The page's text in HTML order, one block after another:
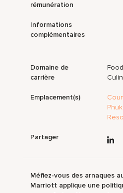
rémunération
Informations
complémentaires
Domaine de
carrière
Emplacement(s)
Partager
Méfiez-vous des arnaques
Marriott applique une